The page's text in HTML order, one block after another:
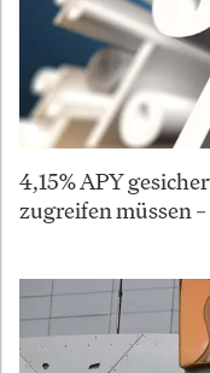
4,15% APY
zugreifen müssen